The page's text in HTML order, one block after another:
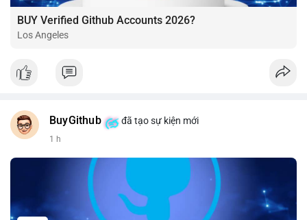
BUY Verified Github Accounts 2026?
Los Angeles
BuyGithub đã tạo sự kiện mới
1 h